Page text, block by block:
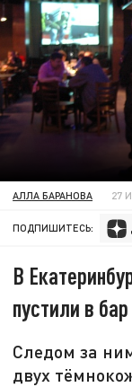
АЛЛА БАРАНОВА 27
ПОДПИШИТЕСЬ:
В
пустили в
Следом за
двух